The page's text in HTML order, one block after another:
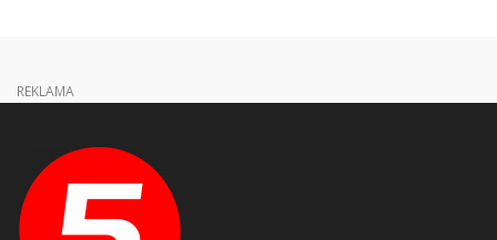
REKLAMA